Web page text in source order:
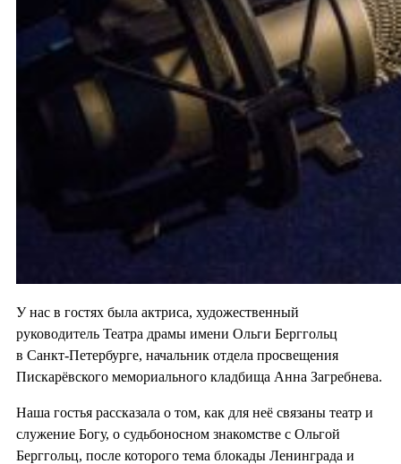
У нас в гостях была актриса, художественный
руководитель Театра драмы имени Ольги Берггольц
в Санкт-Петербурге, начальник отдела просвещения
Пискарёвского мемориального кладбища Анна Загребнева.
Наша гостья рассказала о том, как для неё связаны театр и
служение Богу, о судьбоносном знакомстве с Ольгой
Берггольц, после которого тема блокады Ленинграда и